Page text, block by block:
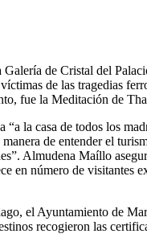
de Cristal del
de las tragedias
fue la Meditación de
la casa de todos los
de entender el
Almudena Maíllo
en número de
el Ayuntamiento de
recogieron las